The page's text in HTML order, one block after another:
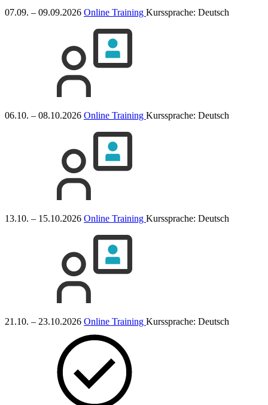
07.09. – 09.09.2026 Online Training Kurssprache: Deutsch
06.10. – 08.10.2026 Online Training Kurssprache: Deutsch
13.10. – 15.10.2026 Online Training Kurssprache: Deutsch
21.10. – 23.10.2026 Online Training Kurssprache: Deutsch